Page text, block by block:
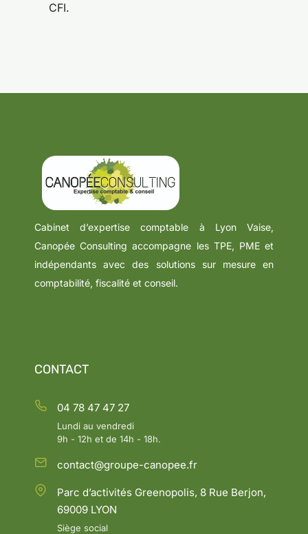
CFI.
Cabinet d’expertise comptable à Lyon Vaise,
Canopée Consulting accompagne les TPE, PME et
indépendants avec des solutions sur mesure en
comptabilité, fiscalité et conseil.
CONTACT
04 78 47 47 27
Lundi au vendredi
9h - 12h et de 14h - 18h.
contact@groupe-canopee.fr
Parc d’activités Greenopolis, 8 Rue Berjon,
69009 LYON
Siège social